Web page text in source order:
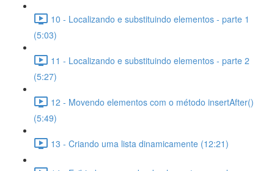
10 - Localizando e substituindo elementos - parte 1
(5:03)
11 - Localizando e substituindo elementos - parte 2
(5:27)
12 - Movendo elementos com o método insertAfter()
(5:49)
13 - Criando uma lista dinamicamente (12:21)